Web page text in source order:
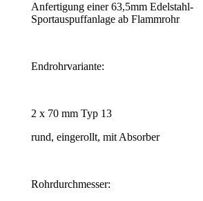
Anfertigung einer 63,5mm Edelstahl-
Sportauspuffanlage ab Flammrohr
Endrohrvariante:
2 x 70 mm Typ 13
rund, eingerollt, mit Absorber
Rohrdurchmesser: